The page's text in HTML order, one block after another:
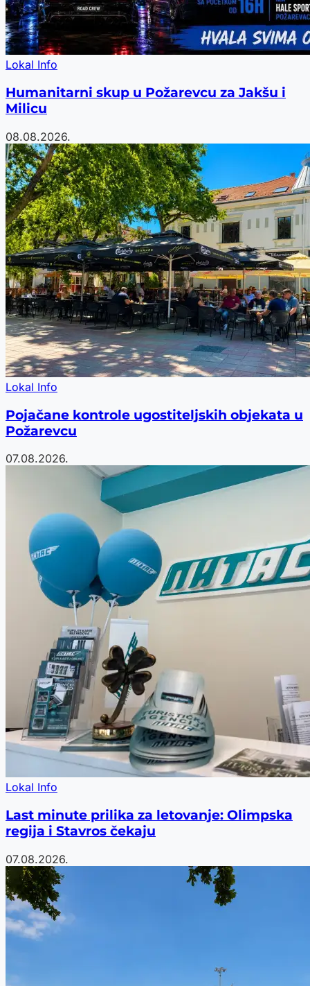
Lokal Info
Humanitarni skup u Požarevcu za Jakšu i
Milicu
08.08.2026.
Lokal Info
Pojačane kontrole ugostiteljskih objekata u
Požarevcu
07.08.2026.
Lokal Info
Last minute prilika za letovanje: Olimpska
regija i Stavros čekaju
07.08.2026.